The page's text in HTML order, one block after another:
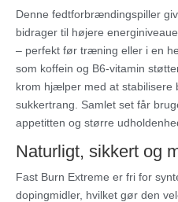
Denne fedtforbrændingspiller
bidrager til højere
– perfekt før træning eller i en
som koffein og B6-vitamin
krom hjælper med at stabilisere
sukkertrang. Samlet set får
appetitten og større
Naturligt, sikkert og
Fast Burn Extreme er fri for
dopingmidler, hvilket gør den